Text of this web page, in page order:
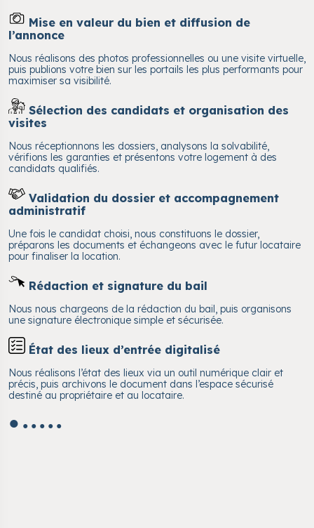
Mise en valeur du bien et diffusion de
l’annonce
Nous réalisons des photos professionnelles ou une visite virtuelle,
puis publions votre bien sur les portails les plus performants pour
maximiser sa visibilité.
Sélection des candidats et organisation des
visites
Nous réceptionnons les dossiers, analysons la solvabilité,
vérifions les garanties et présentons votre logement à des
candidats qualifiés.
Validation du dossier et accompagnement
administratif
Une fois le candidat choisi, nous constituons le dossier,
préparons les documents et échangeons avec le futur locataire
pour finaliser la location.
Rédaction et signature du bail
Nous nous chargeons de la rédaction du bail, puis organisons
une signature électronique simple et sécurisée.
État des lieux d’entrée digitalisé
Nous réalisons l’état des lieux via un outil numérique clair et
précis, puis archivons le document dans l’espace sécurisé
destiné au propriétaire et au locataire.
● ● ● ● ● ●